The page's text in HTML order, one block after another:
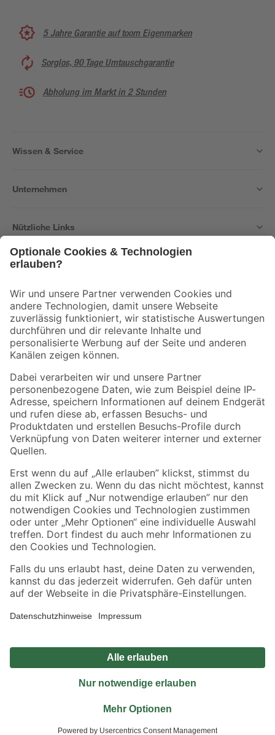
5 Jahre Garantie auf toom Eigenmarken
Sorglos, 90 Tage Umtauschgarantie
Abholung im Markt in 2 Stunden
Wissen & Service
Unternehmen
Nützliche Links
Der toom Newsletter: Keine Angebote und Aktionen mehr verpassen!
Zur Newsletter Anmeldung
Folge uns
Zahlungsarten Versandarten
Sicher einkaufen
Jetzt die toom-App herunterladen
Alle Preisangaben in EUR inkl. gesetzl. MwSt.. Die dargestellten Angebote sind unter
Umständen nicht in allen Märkten verfügbar. Die angegebenen Verfügbarkeiten beziehen
Produkte nur solange der Vorrat reicht.
*Paketversand ab 59 € versandkostenfrei, gilt nicht für Artikel mit Speditionsversand, hier
Privatsphäre Impressum
Nutzungsbedingungen
Widerrufsrecht
Vertrag widerrufen
© 2026 toom Baumarkt GmbH